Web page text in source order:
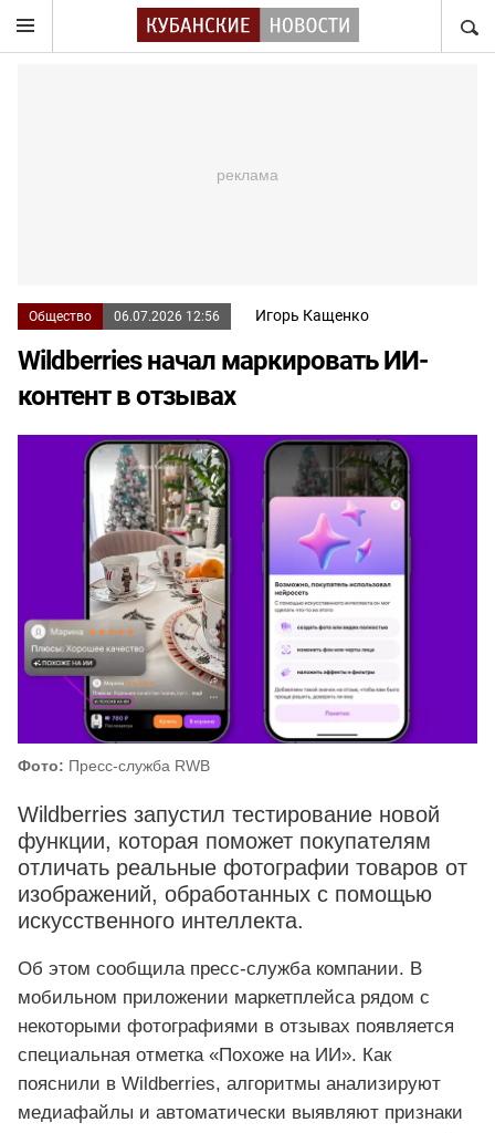
Общество 06.07.2026 12:56 Игорь Кащенко
Wildberries начал маркировать ИИ-
контент в отзывах
Фото: Пресс-служба RWB
Wildberries запустил тестирование новой
функции, которая поможет покупателям
отличать реальные фотографии товаров от
изображений, обработанных с помощью
искусственного интеллекта.
Об этом сообщила пресс-служба компании. В
мобильном приложении маркетплейса рядом с
некоторыми фотографиями в отзывах появляется
специальная отметка «Похоже на ИИ». Как
пояснили в Wildberries, алгоритмы анализируют
медиафайлы и автоматически выявляют признаки